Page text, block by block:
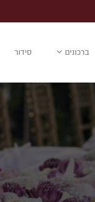
ברכונים סידור